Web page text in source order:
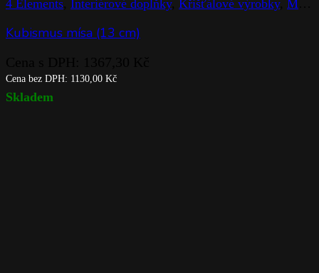
4 Elements Interiérové doplňky, Křišťálové výrobky, Mísy
Kubismus mísa (13 cm)
Cena bez DPH: 1130,00 Kč
Skladem